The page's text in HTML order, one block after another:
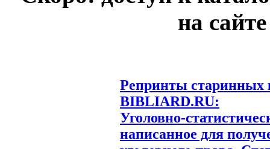
на
Репринты старинных
BIBLIARD.RU:
Уголовно-
написанное для